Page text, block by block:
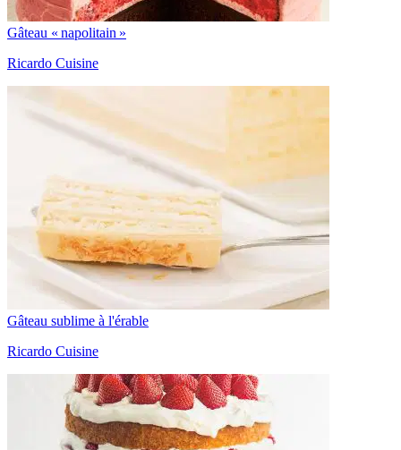
Gâteau « napolitain »
Ricardo Cuisine
Gâteau sublime à l'érable
Ricardo Cuisine